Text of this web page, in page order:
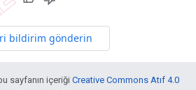
bildirim gönderin
sayfanın içeriği Creative Commons Atıf 4.0